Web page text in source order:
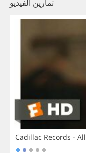
تمارين الفيديو
Cadillac Records -